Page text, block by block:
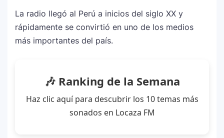
La radio llegó al Perú a inicios del siglo XX y
rápidamente se convirtió en uno de los medios
más importantes del país.
🎶 Ranking de la Semana
Haz clic aquí para descubrir los 10 temas más
sonados en Locaza FM